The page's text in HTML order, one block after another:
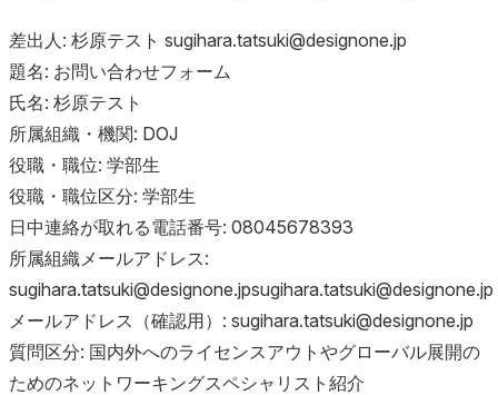
差出人: 杉原テスト sugihara.tatsuki@designone.jp
題名: お問い合わせフォーム
氏名: 杉原テスト
所属組織・機関: DOJ
役職・職位: 学部生
役職・職位区分: 学部生
日中連絡が取れる電話番号: 08045678393
所属組織メールアドレス:
sugihara.tatsuki@designone.jpsugihara.tatsuki@designone.jp
メールアドレス（確認用）: sugihara.tatsuki@designone.jp
質問区分: 国内外へのライセンスアウトやグローバル展開の
ためのネットワーキングスペシャリスト紹介